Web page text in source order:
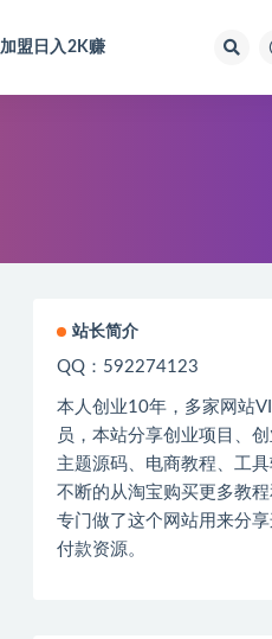
加盟日入2K赚
站长简介
QQ：592274123
本人创业10年，多家网站
员，本站分享创业项目、创
主题源码、电商教程、工
不断的从淘宝购买更多教程
专门做了这个网站用来分
付款资源。